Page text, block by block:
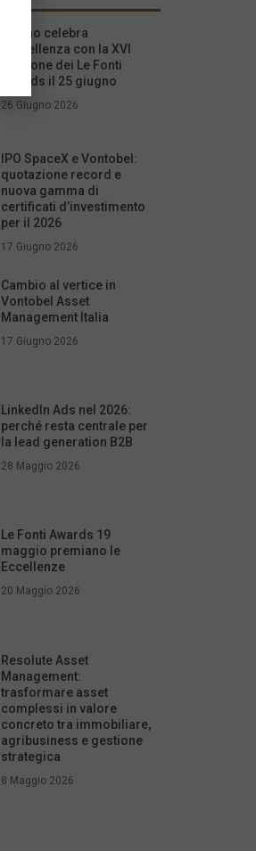
Milano celebra
l’eccellenza con la XVI
edizione dei Le Fonti
Awards il 25 giugno
26 Giugno 2026
IPO SpaceX e Vontobel:
quotazione record e
nuova gamma di
certificati d’investimento
per il 2026
17 Giugno 2026
Cambio al vertice in
Vontobel Asset
Management Italia
17 Giugno 2026
LinkedIn Ads nel 2026:
perché resta centrale per
la lead generation B2B
28 Maggio 2026
Le Fonti Awards 19
maggio premiano le
Eccellenze
20 Maggio 2026
Resolute Asset
Management:
trasformare asset
complessi in valore
concreto tra immobiliare,
agribusiness e gestione
strategica
8 Maggio 2026